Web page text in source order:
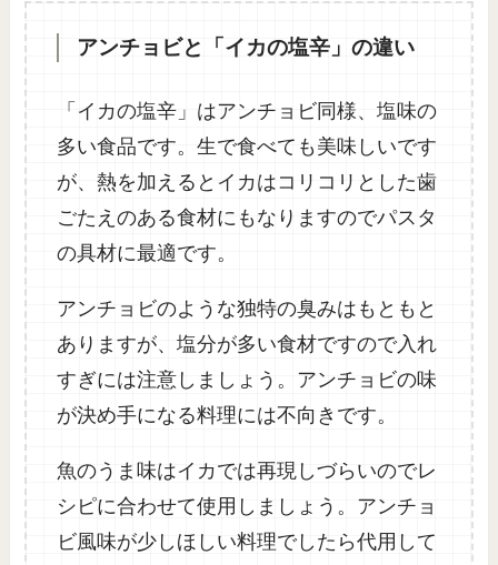
アンチョビと「イカの塩辛」の違い
「イカの塩辛」はアンチョビ同様、塩味の
多い食品です。生で食べても美味しいです
が、熱を加えるとイカはコリコリとした歯
ごたえのある食材にもなりますのでパスタ
の具材に最適です。
アンチョビのような独特の臭みはもともと
ありますが、塩分が多い食材ですので入れ
すぎには注意しましょう。アンチョビの味
が決め手になる料理には不向きです。
魚のうま味はイカでは再現しづらいのでレ
シピに合わせて使用しましょう。アンチョ
ビ風味が少しほしい料理でしたら代用して